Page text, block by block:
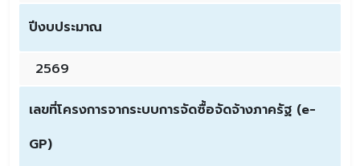
ปีงบประมาณ
2569
เลขที่โครงการจากระบบการจัดซื้อจัดจ้างภาครัฐ (e-
GP)